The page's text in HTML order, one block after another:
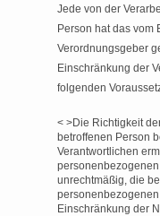
Jede von der
Person hat das vom
Verordnungsgeber
Einschränkung der
folgenden
< >Die Richtigkeit
betroffenen Person
Verantwortlichen
unrechtmäßig, die
Einschränkung der